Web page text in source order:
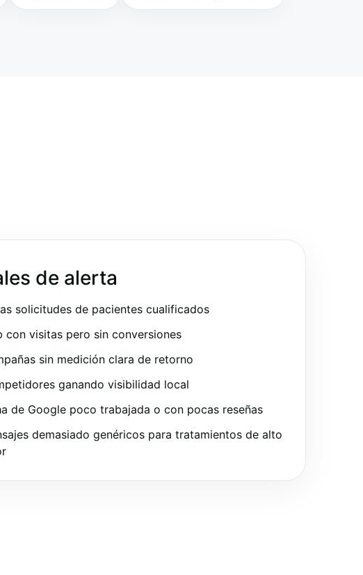
de alerta
solicitudes de pacientes cualificados
con visitas pero sin conversiones
sin medición clara de retorno
ganando visibilidad local
de Google poco trabajada o con pocas reseñas
demasiado genéricos para tratamientos de alto